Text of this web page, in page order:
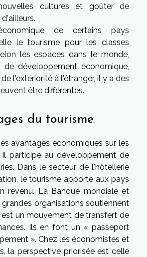
cultures et goûter de
de certains pays
le tourisme pour les classes
les espaces dans le monde,
de développement économique,
l'extériorité à l'étranger, il y a des
être différentes.
du tourisme
avantages économiques sur les
Il participe au développement de
Dans le secteur de l'hôtellerie
le tourisme apporte aux pays
revenu. La Banque mondiale et
grandes organisations soutiennent
un mouvement de transfert de
Ils en font un « passeport
». Chez les économistes et
la perspective priorisée est celle